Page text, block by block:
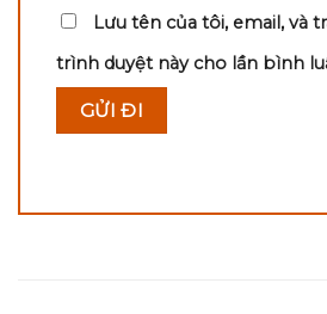
Lưu tên của tôi, email, và
trình duyệt này cho lần bình